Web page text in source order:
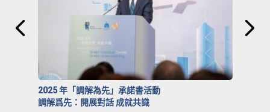
2025 年「調解為先」承諾書活動
調解爲先：開展對話 成就共識